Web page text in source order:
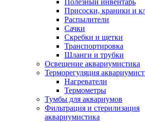
Полезный инвентарь
Присоски, краники и
Распылители
Сачки
Скребки и щетки
Транспортировка
Шланги и трубки
Освещение аквариумистика
Терморегуляция
Нагреватели
Термометры
Тумбы для аквариумов
Фильтрация и стерилизация
аквариумистика